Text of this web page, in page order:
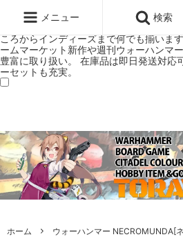
ミアムショップTORAYAMA。通販・オン
ハンマーとボードゲームのことなら当店
ころからインディーズまで何でも揃いま
ームマーケット新作や週刊ウォーハンマ
豊富に取り扱い。 在庫品は即日発送対応
ーセットも充実。
メニュー 検索
ホーム
ウォーハンマー NECROMUNDA[